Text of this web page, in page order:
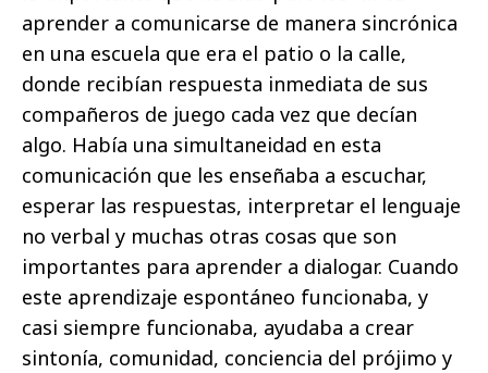
aprender a comunicarse de manera sincrónica
en una escuela que era el patio o la calle,
donde recibían respuesta inmediata de sus
compañeros de juego cada vez que decían
algo. Había una simultaneidad en esta
comunicación que les enseñaba a escuchar,
esperar las respuestas, interpretar el lenguaje
no verbal y muchas otras cosas que son
importantes para aprender a dialogar. Cuando
este aprendizaje espontáneo funcionaba, y
casi siempre funcionaba, ayudaba a crear
sintonía, comunidad, conciencia del prójimo y